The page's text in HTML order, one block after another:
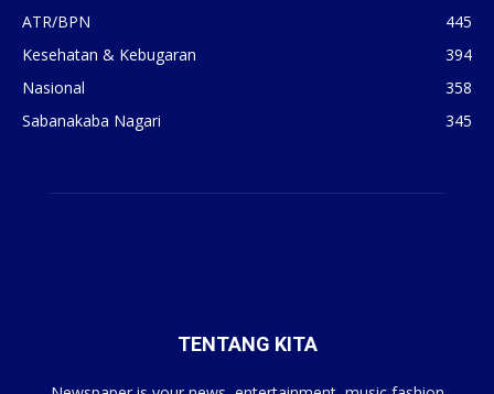
ATR/BPN
445
Kesehatan & Kebugaran
394
Nasional
358
Sabanakaba Nagari
345
TENTANG KITA